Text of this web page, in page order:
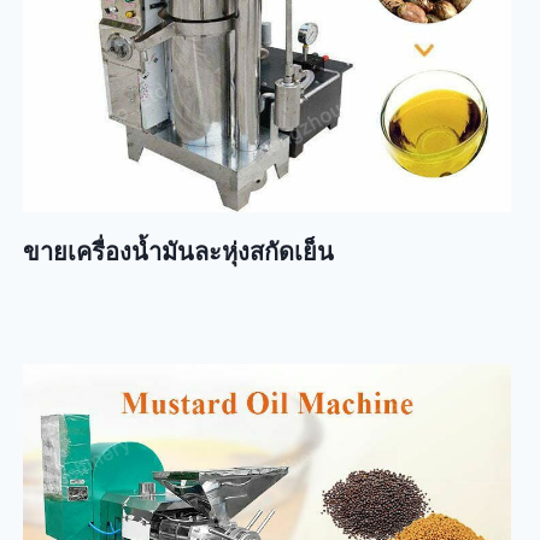
ขายเครื่องน้ำมันละหุ่งสกัดเย็น